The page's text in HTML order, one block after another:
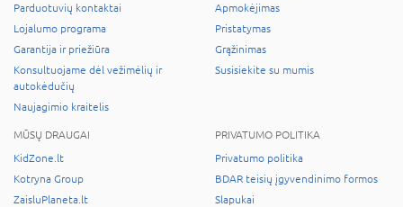
Parduotuvių kontaktai
Lojalumo programa
Garantija ir priežiūra
Konsultuojame dėl vežimėlių ir
autokėdučių
Naujagimio kraitelis
Apmokėjimas
Pristatymas
Grąžinimas
Susisiekite su mumis
MŪSŲ DRAUGAI
KidZone.lt
Kotryna Group
ZaisluPlaneta.lt
PRIVATUMO POLITIKA
Privatumo politika
BDAR teisių įgyvendinimo formos
Slapukai